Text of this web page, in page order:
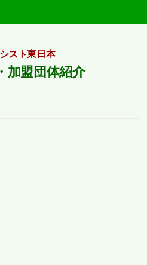
スト東日本
加盟団体紹介